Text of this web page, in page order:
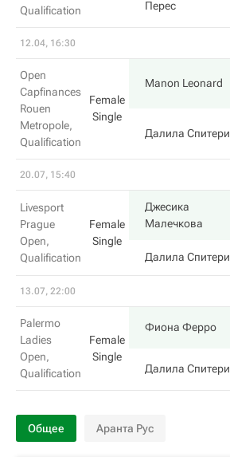
Qualification Перес
12.04, 16:30
Open
Capfinances
Rouen
Metropole,
Qualification
Female
Single
Manon Leonard
Далила Спитери
20.07, 15:40
Livesport
Prague
Open,
Qualification
Female
Single
Джесика
Малечкова
Далила Спитери
13.07, 22:00
Palermo
Ladies
Open,
Qualification
Female
Single
Фиона Ферро
Далила Спитери
Общее Аранта Рус